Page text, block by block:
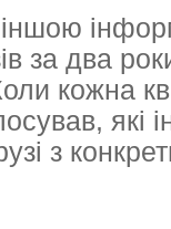
за два
кожна
які
з